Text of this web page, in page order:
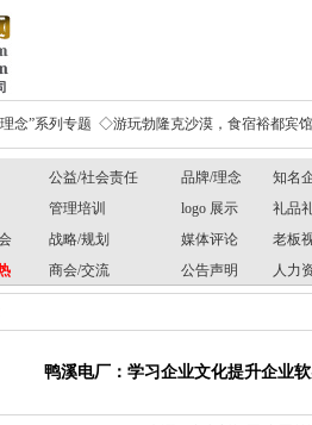
念”系列专题 ◇游玩勃隆克沙漠，食宿裕都宾馆
公益/社会责任 品牌/理念
知名
管理培训 logo 展示
礼品
战略/规划 媒体评论
老板
商会/交流 公告声明 人力
鸭溪电厂：学习企业文化提升企业